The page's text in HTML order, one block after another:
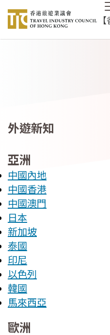
內
外遊新知
亞洲
中國內地
中國香港
中國澳門
日本
新加坡
泰國
印尼
以色列
韓國
馬來西亞
歐洲